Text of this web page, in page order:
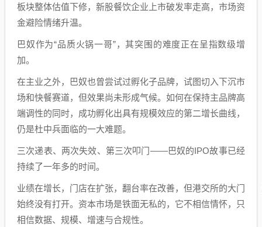
板块整体估值下修，新股餐饮企业上市破发率走高，市场资
金避险情绪升温。
巴奴作为“品质火锅一哥”，其突围的难度正在呈指数级增
加。
在主业之外，巴奴也曾尝试过孵化子品牌，试图切入下沉市
场和快餐赛道，但效果尚未形成气候。如何在保持主品牌高
端调性的同时，成功孵化出具有规模效应的第二增长曲线，
仍是杜中兵面临的一大难题。
三次递表、两次失效、第三次叩门——巴奴的IPO故事已经
持续了一年多的时间。
业绩在增长，门店在扩张，翻台率在改善，但港交所的大门
始终没有打开。资本市场是铁面无私的，它不相信情怀，只
相信数据、规模、增速与合规性。